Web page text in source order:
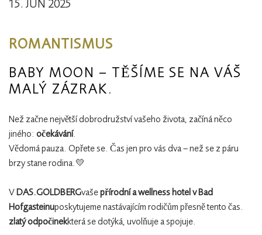
15. JUN 2025
ROMANTISMUS
BABY MOON – TĚŠÍME SE NA VÁŠ
MALÝ ZÁZRAK.
Než začne největší dobrodružství vašeho života, začíná něco
jiného: očekávání.
Vědomá pauza. Opřete se. Čas jen pro vás dva – než se z páru
brzy stane rodina.💛
VDAS.GOLDBERGvašepřírodní a wellness hotel v Bad
Hofgasteinuposkytujeme nastávajícím rodičům přesně tento čas.
zlatý odpočinekkterá se dotýká, uvolňuje a spojuje.